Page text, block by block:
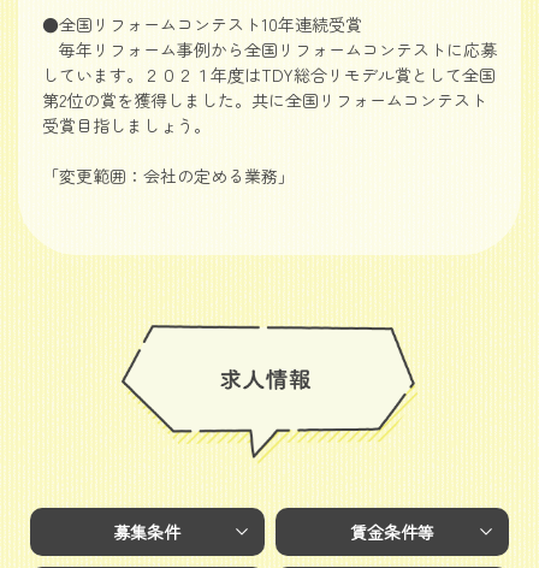
●全国リフォームコンテスト10年連続受賞
毎年リフォーム事例から全国リフォームコンテストに応募
しています。２０２１年度はTDY総合リモデル賞として全国
第2位の賞を獲得しました。共に全国リフォームコンテスト
受賞目指しましょう。
「変更範囲：会社の定める業務」
募集条件 賃金条件等